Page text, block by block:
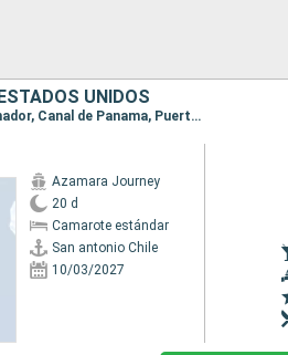
UNIDOS
Itinerario : San antonio Chile, Coquimbo, Iquique, Arica, Pisco, Callao, Fuerte amador, Canal de Panama, Puerto Limon, San Andrés Island, Cozumel, Miami
Azamara Journey
20 d
Camarote estándar
San antonio Chile
10/03/2027